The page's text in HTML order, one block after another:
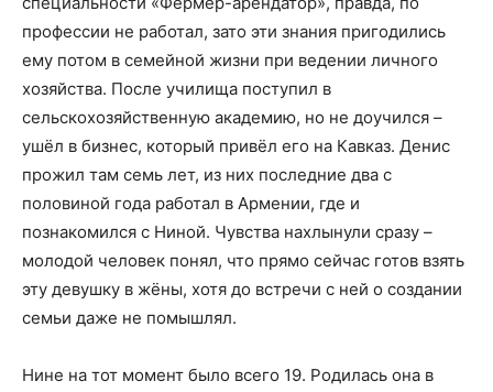
профессии не работал, зато эти знания пригодились
ему потом в семейной жизни при ведении личного
хозяйства. После училища поступил в
сельскохозяйственную академию, но не доучился –
ушёл в бизнес, который привёл его на Кавказ. Денис
прожил там семь лет, из них последние два с
половиной года работал в Армении, где и
познакомился с Ниной. Чувства нахлынули сразу –
молодой человек понял, что прямо сейчас готов взять
эту девушку в жёны, хотя до встречи с ней о создании
семьи даже не помышлял.
Нине на тот момент было всего 19. Родилась она в